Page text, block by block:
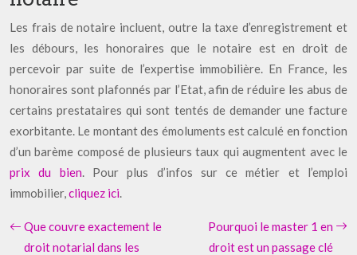
Les frais de notaire incluent, outre la taxe d’enregistrement et
les débours, les honoraires que le notaire est en droit de
percevoir par suite de l’expertise immobilière. En France, les
honoraires sont plafonnés par l’Etat, afin de réduire les abus de
certains prestataires qui sont tentés de demander une facture
exorbitante. Le montant des émoluments est calculé en fonction
d’un barème composé de plusieurs taux qui augmentent avec le
prix du bien. Pour plus d’infos sur ce métier et l’emploi
immobilier,cliquez ici.
Que couvre exactement le
droit notarial dans les
Pourquoi le master 1 en
droit est un passage clé